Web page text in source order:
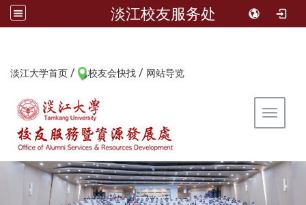
淡江校友服务处
淡江大学首页 / 校友会快找 / 网站导览
Toggle